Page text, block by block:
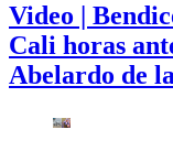
Video |
Cali horas
Abelardo de